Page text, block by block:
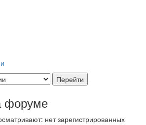
форуме
нет зарегистрированных